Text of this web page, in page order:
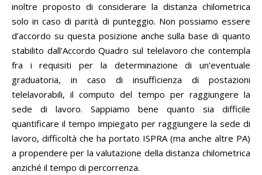
inoltre proposto di considerare la distanza chilometrica
solo in caso di parità di punteggio. Non possiamo essere
d’accordo su questa posizione anche sulla base di quanto
stabilito dall’Accordo Quadro sul telelavoro che contempla
fra i requisiti per la determinazione di un’eventuale
graduatoria, in caso di insufficienza di postazioni
telelavorabili, il computo del tempo per raggiungere la
sede di lavoro. Sappiamo bene quanto sia difficile
quantificare il tempo impiegato per raggiungere la sede di
lavoro, difficoltà che ha portato ISPRA (ma anche altre PA)
a propendere per la valutazione della distanza chilometrica
anziché il tempo di percorrenza.